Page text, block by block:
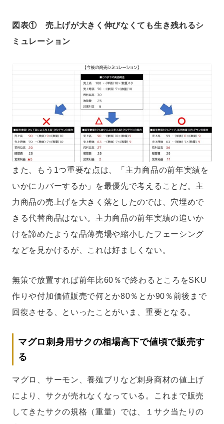
図表① 売上げが大きく伸びなくても生き残れるシ
ミュレーション
また、もう1つ重要な点は、「主力商品の前年実績を
いかにカバーするか」を最優先で考えることだ。主
力商品の売上げを大きく落としたのでは、穴埋めで
きる代替商品はない。主力商品の前年実績の追いか
けを諦めたような品薄売場や縮小したフェーシング
などを見かけるが、これは好ましくない。
無策で放置すれば前年比60％で終わるところをSKU
作りや付加価値販売で何とか80％とか90％前後まで
回復させる、といったことがいま、重要となる。
マグロ刺身用サクの相場高下で値頃で販売す
る
マグロ、サーモン、養殖ブリなど刺身商材の値上げ
により、サクが売れなくなっている。これまで販売
してきたサクの規格（重量）では、１サク当たりの